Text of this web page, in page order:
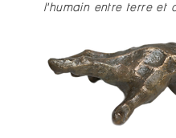
l'humain entre terre et